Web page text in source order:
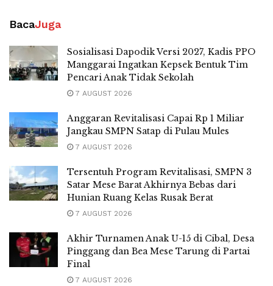
BacaJuga
Sosialisasi Dapodik Versi 2027, Kadis PPO
Manggarai Ingatkan Kepsek Bentuk Tim
Pencari Anak Tidak Sekolah
7 AUGUST 2026
Anggaran Revitalisasi Capai Rp 1 Miliar
Jangkau SMPN Satap di Pulau Mules
7 AUGUST 2026
Tersentuh Program Revitalisasi, SMPN 3
Satar Mese Barat Akhirnya Bebas dari
Hunian Ruang Kelas Rusak Berat
7 AUGUST 2026
Akhir Turnamen Anak U-15 di Cibal, Desa
Pinggang dan Bea Mese Tarung di Partai
Final
7 AUGUST 2026